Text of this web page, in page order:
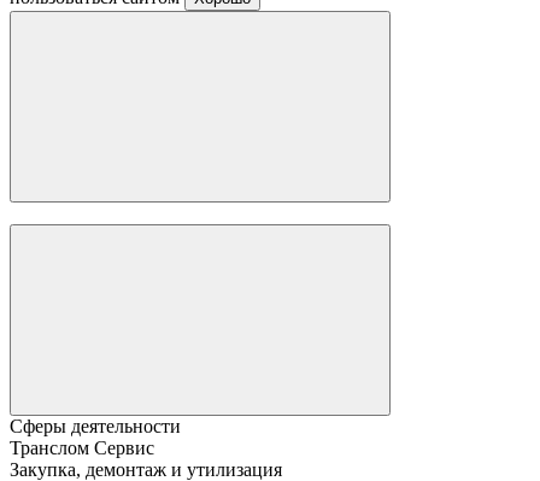
Сферы деятельности
Транслом Сервис
Закупка, демонтаж и утилизация